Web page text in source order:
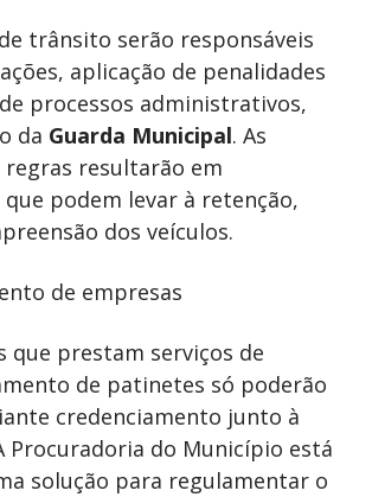
trânsito serão responsáveis
aplicação de penalidades
processos administrativos,
da Guarda Municipal. As
regras resultarão em
que podem levar à retenção,
dos veículos.
de empresas
que prestam serviços de
de patinetes só poderão
credenciamento junto à
Procuradoria do Município está
solução para regulamentar o